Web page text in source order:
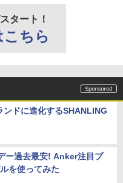
タート！
こちら
ンドに進化するSHANLING
ー過去最安! Anker注目プ
を使ってみた